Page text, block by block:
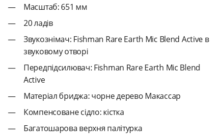
Масштаб: 651 мм
20 ладів
Звукознімач: Fishman Rare Earth Mic Blend Active в
звуковому отворі
Передпідсилювач: Fishman Rare Earth Mic Blend
Active
Матеріал бриджа: чорне дерево Макассар
Компенсоване сідло: кістка
Багатошарова верхня палітурка